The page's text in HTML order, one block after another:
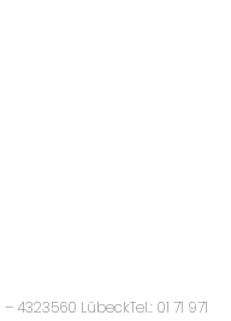
LübeckTel.: 01 71 971